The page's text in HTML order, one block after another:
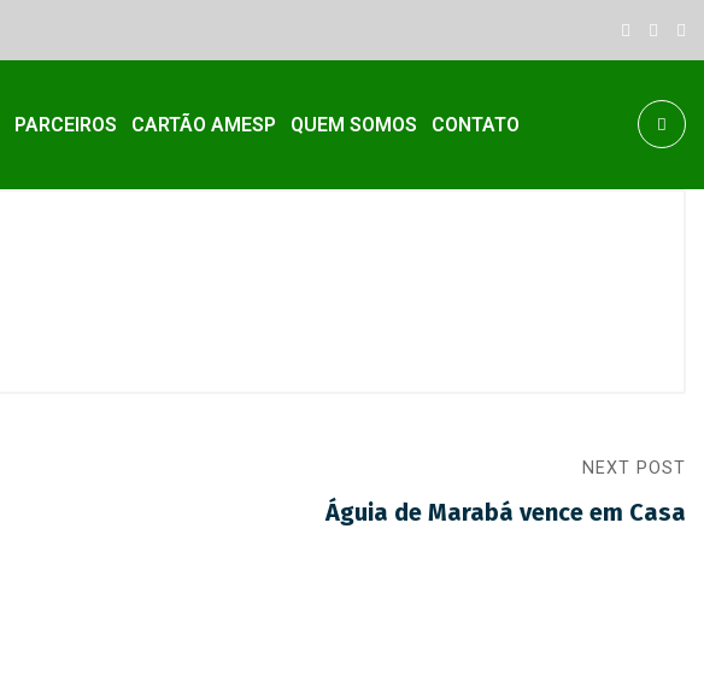
PARCEIROS CARTÃO AMESP QUEM SOMOS CONTATO
NEXT POST
Águia de Marabá vence em Casa